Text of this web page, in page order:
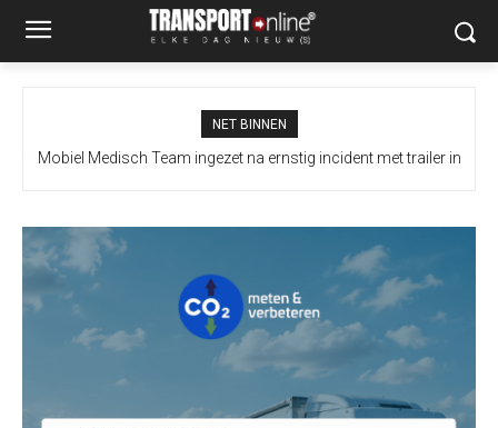
NET BINNEN
Mobiel Medisch Team ingezet na ernstig incident met trailer in